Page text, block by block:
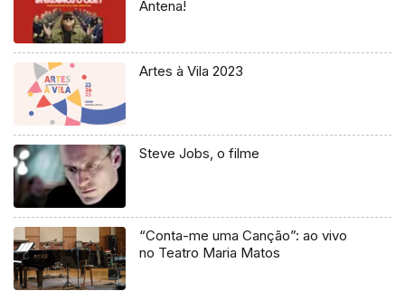
Antena!
Artes à Vila 2023
Steve Jobs, o filme
“Conta-me uma Canção”: ao vivo
no Teatro Maria Matos